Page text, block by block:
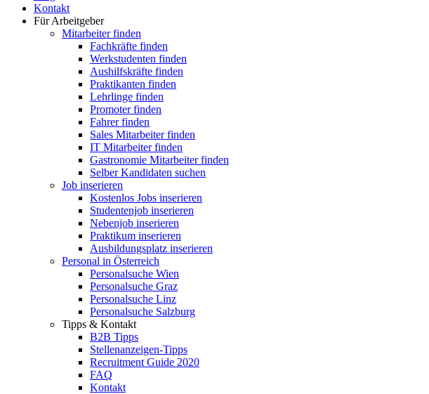
Kontakt
Für Arbeitgeber
Mitarbeiter finden
Fachkräfte finden
Werkstudenten finden
Aushilfskräfte finden
Praktikanten finden
Lehrlinge finden
Promoter finden
Fahrer finden
Sales Mitarbeiter finden
IT Mitarbeiter finden
Gastronomie Mitarbeiter finden
Selber Kandidaten suchen
Job inserieren
Kostenlos Jobs inserieren
Studentenjob inserieren
Nebenjob inserieren
Praktikum inserieren
Ausbildungsplatz inserieren
Personal in Österreich
Personalsuche Wien
Personalsuche Graz
Personalsuche Linz
Personalsuche Salzburg
Tipps & Kontakt
B2B Tipps
Stellenanzeigen-Tipps
Recruitment Guide 2020
FAQ
Kontakt